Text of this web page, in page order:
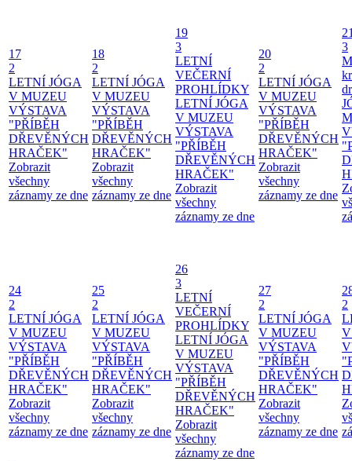
17
2
LETNÍ JÓGA
V MUZEU
VÝSTAVA
"PŘÍBĚH
DŘEVĚNÝCH
HRAČEK"
Zobrazit
všechny
záznamy ze dne
18
2
LETNÍ JÓGA
V MUZEU
VÝSTAVA
"PŘÍBĚH
DŘEVĚNÝCH
HRAČEK"
Zobrazit
všechny
záznamy ze dne
19
3
LETNÍ
VEČERNÍ
PROHLÍDKY
LETNÍ JÓGA
V MUZEU
VÝSTAVA
"PŘÍBĚH
DŘEVĚNÝCH
HRAČEK"
Zobrazit
všechny
záznamy ze dne
20
2
LETNÍ JÓGA
V MUZEU
VÝSTAVA
"PŘÍBĚH
DŘEVĚNÝCH
HRAČEK"
Zobrazit
všechny
záznamy ze dne
3
24
2
LETNÍ JÓGA
V MUZEU
VÝSTAVA
"PŘÍBĚH
DŘEVĚNÝCH
HRAČEK"
Zobrazit
všechny
záznamy ze dne
25
2
LETNÍ JÓGA
V MUZEU
VÝSTAVA
"PŘÍBĚH
DŘEVĚNÝCH
HRAČEK"
Zobrazit
všechny
záznamy ze dne
26
3
LETNÍ
VEČERNÍ
PROHLÍDKY
LETNÍ JÓGA
V MUZEU
VÝSTAVA
"PŘÍBĚH
DŘEVĚNÝCH
HRAČEK"
Zobrazit
všechny
záznamy ze dne
27
2
LETNÍ JÓGA
V MUZEU
VÝSTAVA
"PŘÍBĚH
DŘEVĚNÝCH
HRAČEK"
Zobrazit
všechny
záznamy ze dne
2